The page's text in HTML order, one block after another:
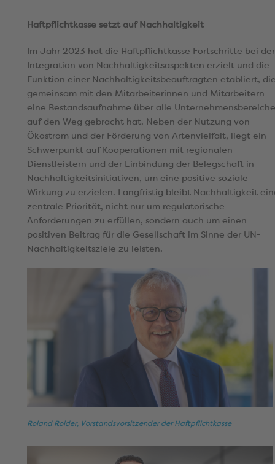
Haftpflichtkasse setzt auf Nachhaltigkeit
Im Jahr 2023 hat die Haftpflichtkasse Fortschritte bei der
Integration von Nachhaltigkeitsaspekten erzielt und die
Funktion einer Nachhaltigkeitsbeauftragten etabliert,
gemeinsam mit den Mitarbeiterinnen und Mitarbeitern
eine Bestandsaufnahme über alle Unternehmensbereiche
auf den Weg gebracht hat. Neben der Nutzung von
Ökostrom und der Förderung von Artenvielfalt, liegt ein
Schwerpunkt auf Kooperationen mit regionalen
Dienstleistern und der Einbindung der Belegschaft in
Nachhaltigkeitsinitiativen, um eine positive soziale
Wirkung zu erzielen. Langfristig bleibt Nachhaltigkeit
zentrale Priorität, nicht nur um regulatorische
Anforderungen zu erfüllen, sondern auch um einen
positiven Beitrag für die Gesellschaft im Sinne der UN-
Nachhaltigkeitsziele zu leisten.
Roland Roider, Vorstandsvorsitzender der Haftpflichtkasse